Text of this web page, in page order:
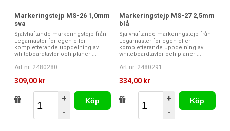
Markeringstejp MS-26 1,0mm
sva
Självhäftande markeringstejp från
Legamaster för egen eller
kompletterande uppdelning av
whiteboardtavlor och planeri...
Art nr. 2480280
309,00 kr
+
-
Köp
Markeringstejp MS-27 2,5mm
blå
Självhäftande markeringstejp från
Legamaster för egen eller
kompletterande uppdelning av
whiteboardtavlor och planeri...
Art nr. 2480291
334,00 kr
+
-
Köp